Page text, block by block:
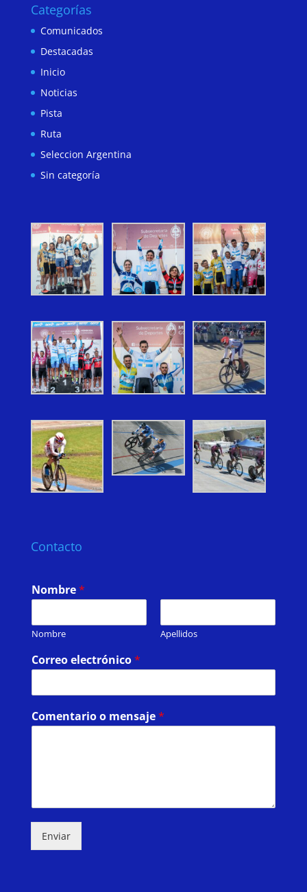
Categorías
Comunicados
Destacadas
Inicio
Noticias
Pista
Ruta
Seleccion Argentina
Sin categoría
Contacto
Nombre*
Nombre Apellidos
Correo electrónico*
Comentario o mensaje*
Enviar